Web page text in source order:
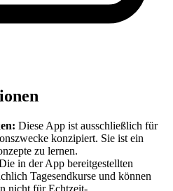
Diese App ist ausschließlich für
konzipiert. Sie ist ein
zu lernen.
in der App bereitgestellten
Tagesendkurse und können